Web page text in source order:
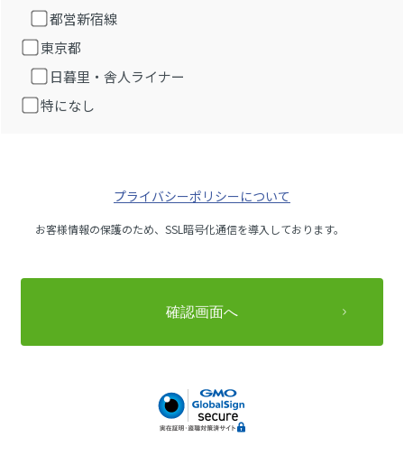
都営新宿線
東京都
日暮里・舎人ライナー
特になし
プライバシーポリシーについて
お客様情報の保護のため、SSL暗号化通信を導入しております。